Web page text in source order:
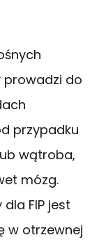
prowadzi do
przypadku
wątroba,
mózg.
FIP jest
w otrzewnej